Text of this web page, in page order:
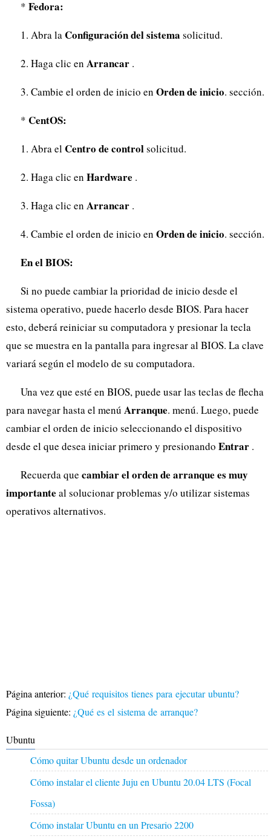
* Fedora:
1. Abra laConfiguración del sistema solicitud.
2. Haga clic en Arrancar .
3. Cambie el orden de inicio en Orden de inicio. sección.
* CentOS:
1. Abra elCentro de controlsolicitud.
2. Haga clic en Hardware .
3. Haga clic en Arrancar .
4. Cambie el orden de inicio en Orden de inicio. sección.
En el BIOS:
Si no puede cambiar la prioridad de inicio desde el
sistema operativo, puede hacerlo desde BIOS. Para hacer
esto, deberá reiniciar su computadora y presionar la tecla
que se muestra en la pantalla para ingresar al BIOS. La clave
variará según el modelo de su computadora.
Una vez que esté en BIOS, puede usar las teclas de flecha
para navegar hasta el menú Arranque. menú. Luego, puede
cambiar el orden de inicio seleccionando el dispositivo
desde el que desea iniciar primero y presionando Entrar .
Recuerda que cambiar el orden de arranque es muy
importante al solucionar problemas y/o utilizar sistemas
operativos alternativos.
Página anterior: ¿Qué requisitos tienes para ejecutar ubuntu?
Página siguiente: ¿Qué es el sistema de arranque?
Ubuntu
Cómo quitar Ubuntu desde un ordenador
Cómo instalar el cliente Juju en Ubuntu 20.04 LTS (Focal
Fossa)
Cómo instalar Ubuntu en un Presario 2200